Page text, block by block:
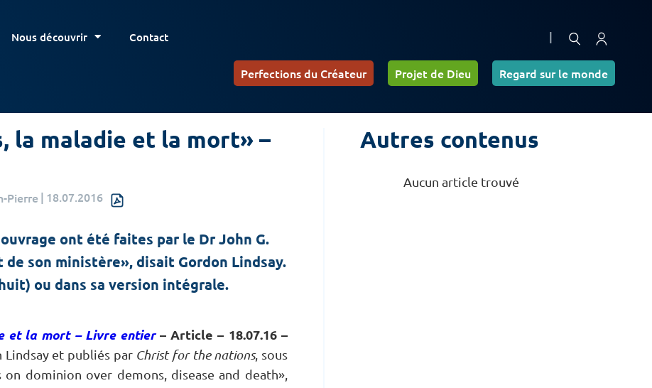
Nous découvrir Contact |
Perfections du Créateur Projet de Dieu Regard sur le monde
la maladie et la mort» –
Pierre| 18.07.2016
ont été faites par le Dr John G.
son ministère», disait Gordon Lindsay.
ou dans sa version intégrale.
et la mort – Livre entier – Article – 18.07.16–
Lindsay et publiés par Christ for the nations, sous
dominion over demons, disease and death»,
Autres contenus
Aucun article trouvé